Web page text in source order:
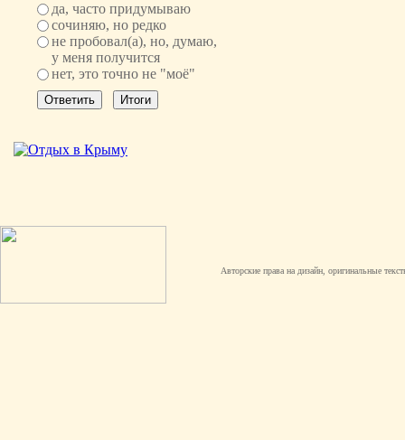
да, часто придумываю
сочиняю, но редко
не пробовал(а), но, думаю,
у меня получится
нет, это точно не "моё"
Авторские права на дизайн, оригинальные